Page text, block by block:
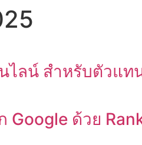
ไลน์ สำหรับตัวแท
Google ด้วย